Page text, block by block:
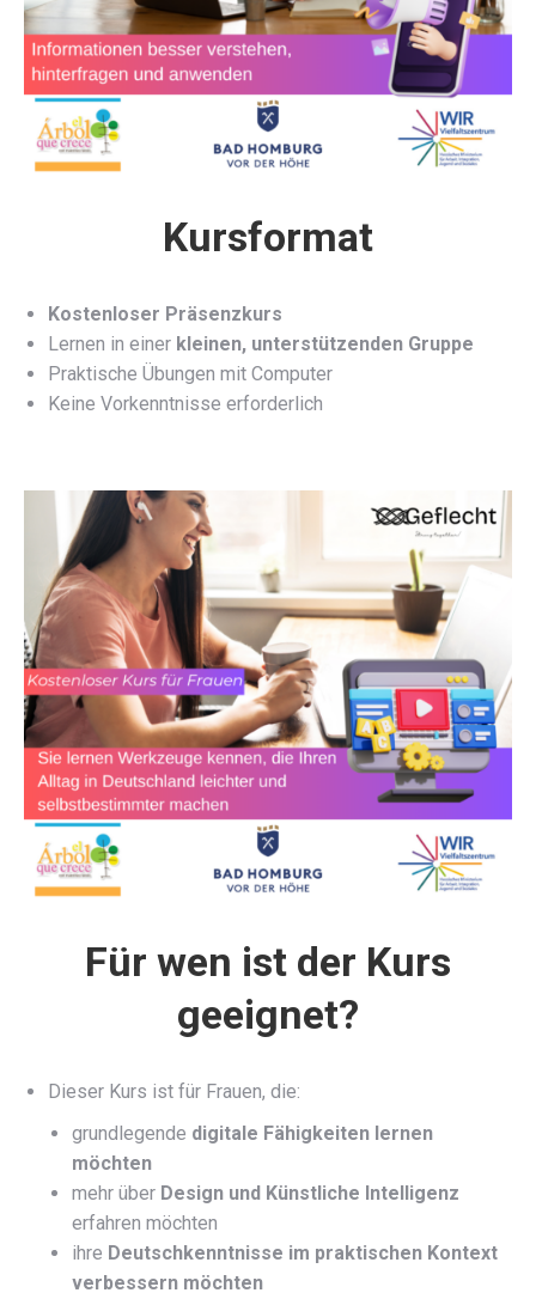
Kursformat
Kostenloser Präsenzkurs
Lernen in einer kleinen, unterstützenden Gruppe
Praktische Übungen mit Computer
Keine Vorkenntnisse erforderlich
Für wen ist der Kurs
geeignet?
Dieser Kurs ist für Frauen, die:
grundlegende digitale Fähigkeiten lernen
möchten
mehr über Design und Künstliche Intelligenz
erfahren möchten
ihre Deutschkenntnisse im praktischen Kontext
verbessern möchten